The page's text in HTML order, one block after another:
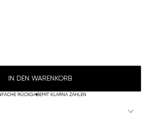
IN DEN WARENKORB
RÜCKGABEMIT KLARNA ZAHLEN